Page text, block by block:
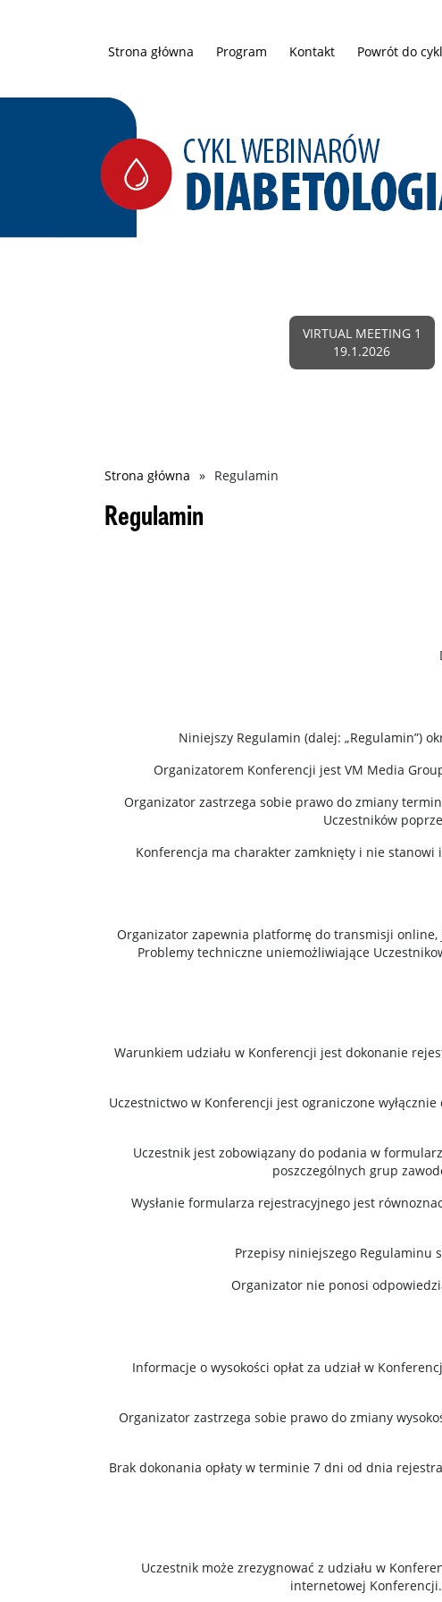
Strona główna Program Kontakt Powrót do
VIRTUAL MEETING 1
19.1.2026
Ścieżka
nawigacyjna
Strona główna Regulamin
Regulamin
Niniejszy Regulamin (dalej: „Regulamin”)
Organizatorem Konferencji jest VM Media
Organizator zastrzega sobie prawo do zmiany
Uczestników
Konferencja ma charakter zamknięty i nie
Organizator zapewnia platformę do transmisji
Problemy techniczne uniemożliwiające
Warunkiem udziału w Konferencji jest dokonanie
Uczestnictwo w Konferencji jest ograniczone
Uczestnik jest zobowiązany do podania w
poszczególnych grup
Wysłanie formularza rejestracyjnego jest
Przepisy niniejszego Regulaminu
Organizator nie ponosi
Informacje o wysokości opłat za udział w
Organizator zastrzega sobie prawo do zmiany
Brak dokonania opłaty w terminie 7 dni od dnia
Uczestnik może zrezygnować z udziału w
internetowej